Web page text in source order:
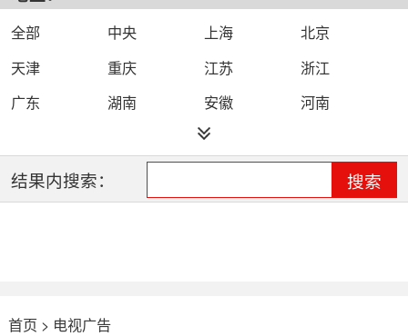
文化
文艺 娱乐
影视
电影
生活 电视剧
综合
时尚
民生 IPTV智能电视
数字电视
站）
全部 中央 上海
北京
天津
重庆 江苏
浙江
广东
湖南 安徽
河南
四川
辽宁
山西
海南 陕西
甘肃
结果内搜索： 搜索
首页 > 电视广告